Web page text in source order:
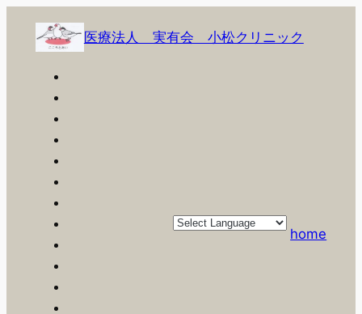
医療法人 実有会 小松クリニック
home